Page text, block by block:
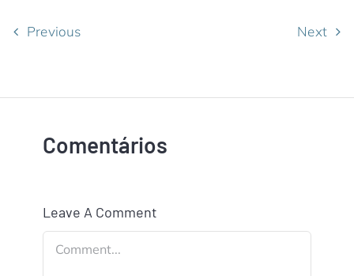
Previous Next
Comentários
Leave A Comment
Comment